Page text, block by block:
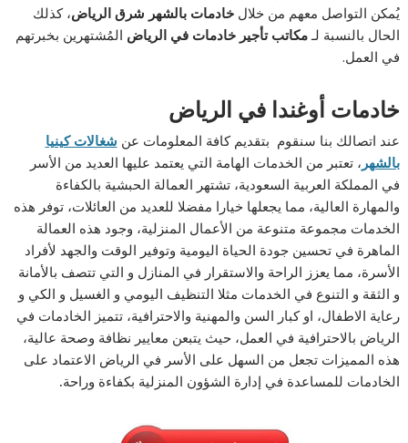
يُمكن التواصل معهم من خلالخادمات بالشهر شرق الرياض، كذلك
الحال بالنسبة لـمكاتب تأجير خادمات في الرياض المُشتهرين بخبرتهم
في العمل.
خادمات أوغندا في الرياض
عند اتصالك بنا سنقوم بتقديم كافة المعلومات عن شغالات كينيا
بالشهر ، تعتبر من الخدمات الهامة التي يعتمد عليها العديد من الأسر
في المملكة العربية السعودية، تشتهر العمالة الحبشية بالكفاءة
والمهارة العالية، مما يجعلها خيارا مفضلا للعديد من العائلات، توفر هذه
الخدمات مجموعة متنوعة من الأعمال المنزلية، وجود هذه العمالة
الماهرة في تحسين جودة الحياة اليومية وتوفير الوقت والجهد لأفراد
الأسرة، مما يعزز الراحة والاستقرار في المنازل و التي تتصف بالأمانة
و الثقة و التنوع في الخدمات مثلا التنظيف اليومي و الغسيل و الكي و
رعاية الاطفال، او كبار السن والمهنية والاحترافية، تتميز الخادمات في
الرياض بالاحترافية في العمل، حيث يتبعن معايير نظافة وصحة عالية،
هذه المميزات تجعل من السهل على الأسر في الرياض الاعتماد على
الخادمات للمساعدة في إدارة الشؤون المنزلية بكفاءة وراحة.